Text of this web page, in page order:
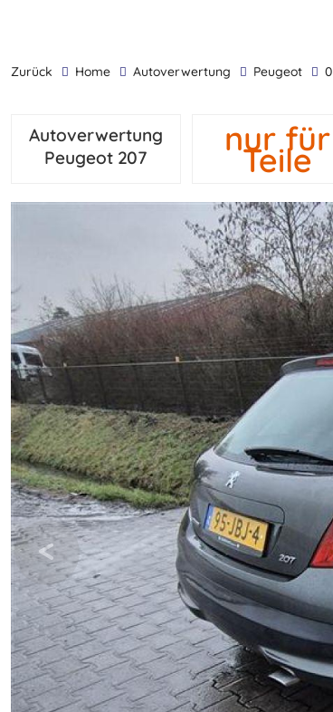
zurück Home Autoverwertung Peugeot 0
Autoverwertung
Peugeot 207
nur für
Teile